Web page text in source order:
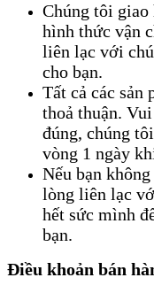
Chúng tôi giao
hình thức vận
liên lạc với
cho bạn.
Tất cả các sản
thoả thuận.
đúng, chúng
vòng 1 ngày
Nếu bạn
lòng liên lạc
hết sức mình
bạn.
Điều khoản bán